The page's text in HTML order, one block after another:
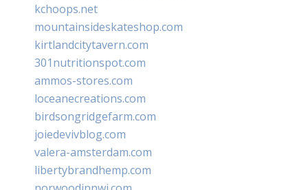
kchoops.net
mountainsideskateshop.com
kirtlandcitytavern.com
301nutritionspot.com
ammos-stores.com
loceanecreations.com
birdsongridgefarm.com
joiedevivblog.com
valera-amsterdam.com
libertybrandhemp.com